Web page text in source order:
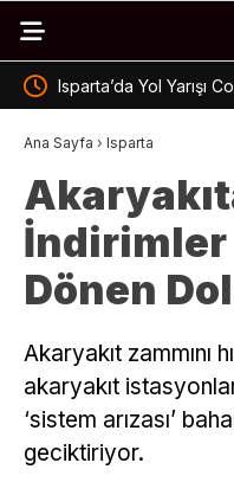
Isparta’da Üzücü Vefat
Ana Sayfa › Isparta
İndirimler
Dönen
Akaryakıt zammını
akaryakıt
‘sistem arızası’
geciktiriyor.